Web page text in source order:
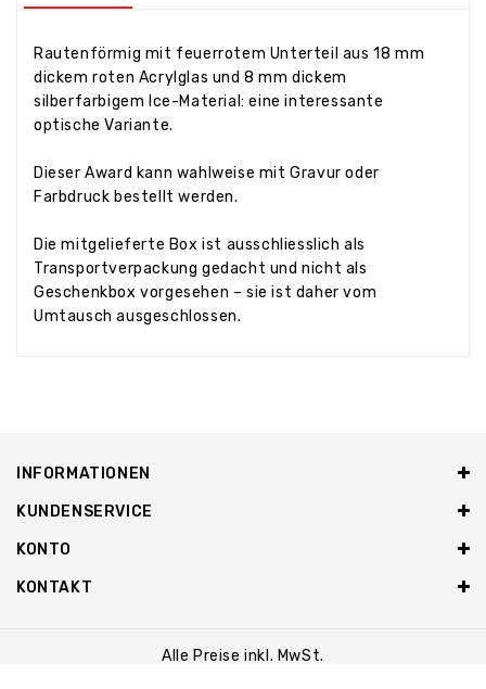
Rautenförmig mit feuerrotem Unterteil aus 18 mm
dickem roten Acrylglas und 8 mm dickem
silberfarbigem Ice-Material: eine interessante
optische Variante.
Dieser Award kann wahlweise mit Gravur oder
Farbdruck bestellt werden.
Die mitgelieferte Box ist ausschliesslich als
Transportverpackung gedacht und nicht als
Geschenkbox vorgesehen – sie ist daher vom
Umtausch ausgeschlossen.
INFORMATIONEN
KUNDENSERVICE
KONTO
KONTAKT
Alle Preise inkl. MwSt.